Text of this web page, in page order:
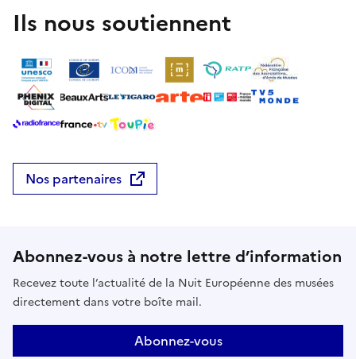
Ils nous soutiennent
Nos partenaires
Abonnez-vous à notre lettre d’information
Recevez toute l’actualité de la Nuit Européenne des musées
directement dans votre boîte mail.
Abonnez-vous